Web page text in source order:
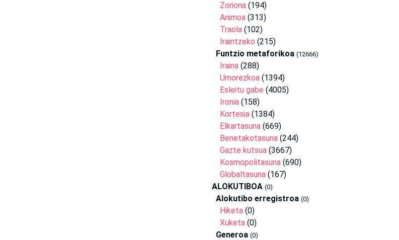
Zoriona (194)
Animoa (313)
Traola (102)
Iraintzeko (215)
Funtzio metaforikoa (12666)
Iraina (288)
Umorezkoa (1394)
Esleitu gabe (4005)
Ironia (158)
Kortesia (1384)
Elkartasuna (669)
Benetakotasuna (244)
Gazte kutsua (3667)
Kosmopolitasuna (690)
Globaltasuna (167)
ALOKUTIBOA (0)
Alokutibo erregistroa (0)
Hiketa (0)
Xuketa (0)
Generoa (0)